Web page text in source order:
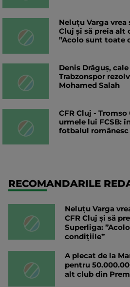
Neluțu Varga vrea
Cluj și să preia alt
”Acolo sunt toate
Denis Drăguș,
Trabzonspor
Mohamed Salah
CFR Cluj -
urmele lui FCSB:
fotbalul românesc
RECOMANDARILE
Neluțu Varga
CFR Cluj și să
Superliga:
condițiile”
A plecat de la
pentru
alt club din